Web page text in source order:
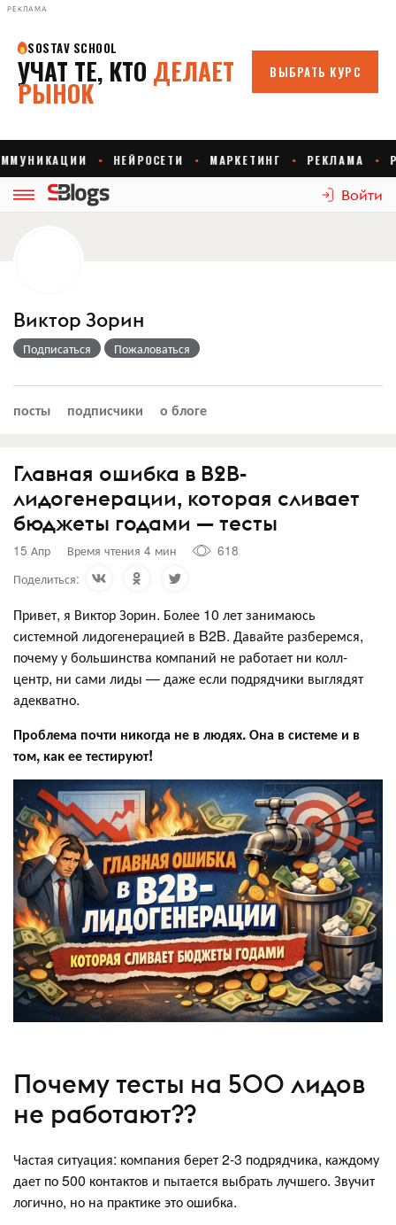
РЕКЛАМА
Войти
Виктор Зорин
Подписаться Пожаловаться
посты подписчики о блоге
Главная ошибка в B2B-
лидогенерации, которая сливает
бюджеты годами — тесты
15 Апр Время чтения 4 мин
618
Поделиться:
Привет, я Виктор Зорин. Более 10 лет занимаюсь
системной лидогенерацией в B2B. Давайте разберемся,
почему у большинства компаний не работает ни колл-
центр, ни сами лиды — даже если подрядчики выглядят
адекватно.
Проблема почти никогда не в людях. Она в системе и в
том, как ее тестируют!
Почему тесты на 500 лидов
не работают??
Частая ситуация: компания берет 2-3 подрядчика, каждому
дает по 500 контактов и пытается выбрать лучшего. Звучит
логично, но на практике это ошибка.